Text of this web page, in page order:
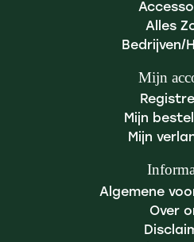
Alles
Bedrijven/
Mijn
Mijn
Mijn
Algemene
Over